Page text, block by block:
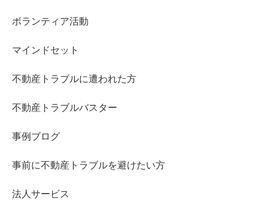
ボランティア活動
マインドセット
不動産トラブルに遭われた方
不動産トラブルバスター
事例ブログ
事前に不動産トラブルを避けたい方
法人サービス